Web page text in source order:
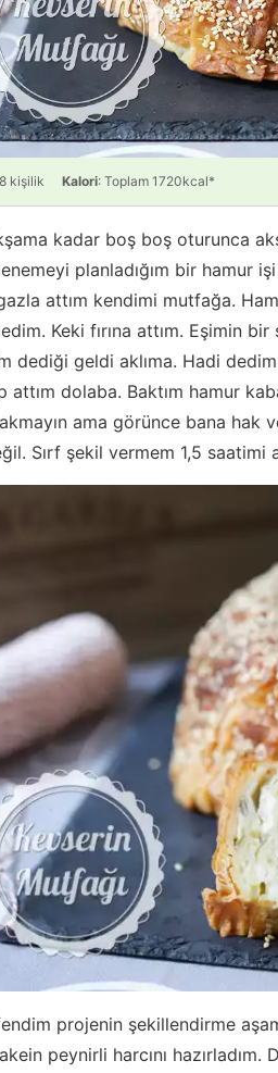
kişilik Kalori: Toplam 1720kcal*
kadar boş boş oturunca
planladığım bir hamur
attım kendimi mutfağa.
Keki fırına attım. Eşimin
dediği geldi aklıma. Hadi dedim
attım dolaba. Baktım hamur
ama görünce bana
Sırf şekil vermem 1,5 saatimi
projenin şekillendirme
peynirli harcını